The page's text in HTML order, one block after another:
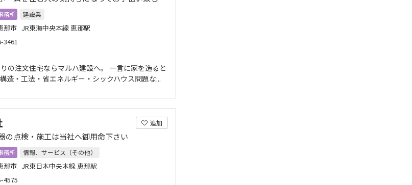
務所
建設業
那市 JR東海中央本線 恵那駅
3461
の注文住宅ならマルハ建設へ。 一言に家を造ると
造・工法・省エネルギー・シックハウス問題な...
追加
の点検・施工は当社へ御用命下さい
務所
情報、サービス（その他）
那市 JR東日本中央本線 恵那駅
4575